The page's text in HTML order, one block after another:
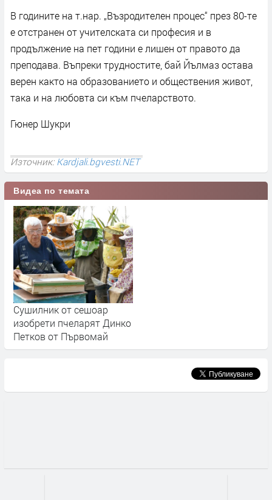
В годините на т.нар. „Възродителен процес“ през 80-те
е отстранен от учителската си професия и в
продължение на пет години е лишен от правото да
преподава. Въпреки трудностите, бай Йълмаз остава
верен както на образованието и обществения живот,
така и на любовта си към пчеларството.
Гюнер Шукри
Източник:Kardjali.bgvesti.NET
Видеа по темата
Сушилник от сешоар
изобрети пчеларят Динко
Петков от Първомай